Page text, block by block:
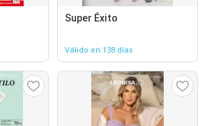
Super Éxito
Válido en 138 días